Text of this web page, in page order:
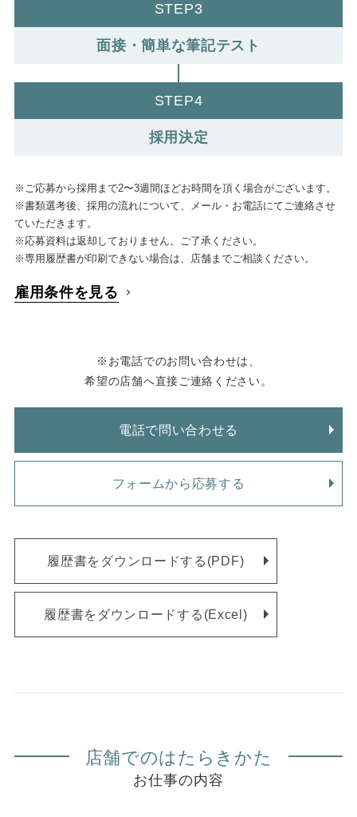
STEP3
面接・簡単な筆記テスト
STEP4
採用決定
※ご応募から採用まで2〜3週間ほどお時間を頂く場合がございます。
※書類選考後、採用の流れについて、メール・お電話にてご連絡させ
ていただきます。
※応募資料は返却しておりません。ご了承ください。
※専用履歴書が印刷できない場合は、店舗までご相談ください。
雇用条件を見る
※お電話でのお問い合わせは、
希望の店舗へ直接ご連絡ください。
電話で問い合わせる
フォームから応募する
履歴書をダウンロードする(PDF)
履歴書をダウンロードする(Excel)
店舗でのはたらきかた
お仕事の内容